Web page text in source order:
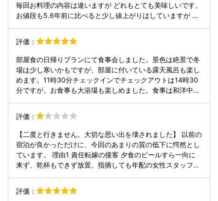
毎回お料理の内容は違いますが どれもとても美味しいです。
お値段も5.6年前に比べると少し値上がりはしていますが お
フの方もとても気さくにお話していただけますし 雰囲気もと
ても良いです。 また行きたいです。
評価：
部屋食の日帰りプランにて食事会しました。景色は絶景で冬
場は少し寒いかもですが、部屋に付いている露天風呂も楽し
めます。11時30分チェックインでチェックアウトは14時30
分ですが、お食事も大浴場も楽しめました。食事は和洋中全
こだわりの素材がたくさんありました。また行きたいと思い
ます。
評価：
【二度と行きません。大切な思い出を壊されました】 以前の
宿泊が良かっただけに、今回のあまりの質の低下に愕然とし
ています。 理由1 責任転嫁の接客 夕食のビールすら一向に
来ず、乾杯もできず放置。指摘しても年配の女性スタッフは
一言もありません。 理由2 対価に見合わないサービス 決し
て安くない宿泊費を払って、なぜこれほど不快な思いをしな
評価：